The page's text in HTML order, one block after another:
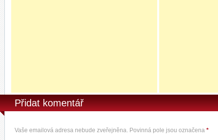
Přidat komentář
Vaše emailová adresa nebude zveřejněna. Povinná pole jsou označena *